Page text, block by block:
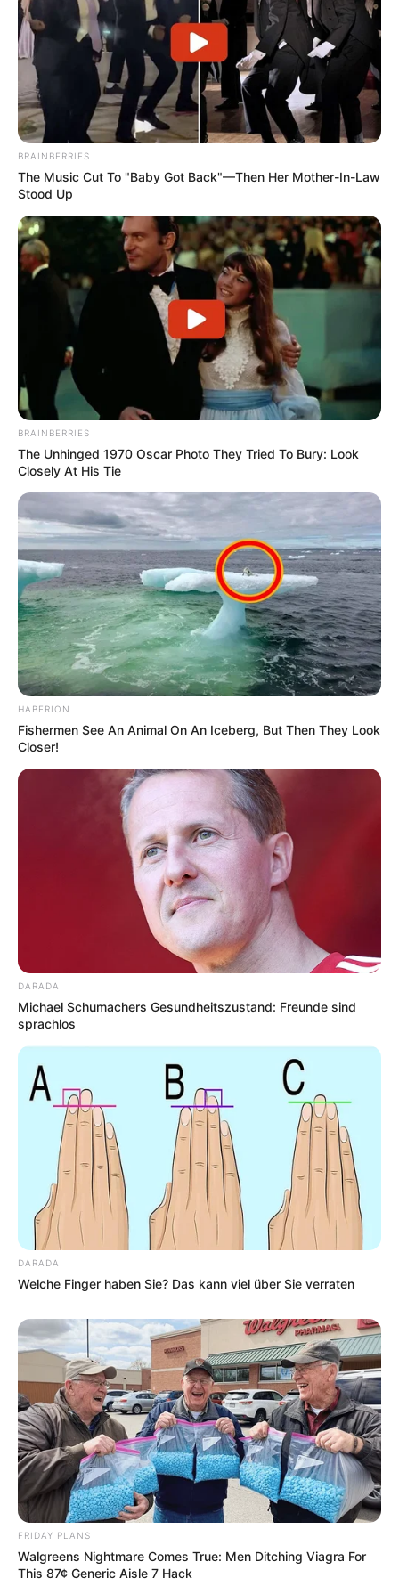
BRAINBERRIES
The Music Cut To "Baby Got Back"—Then Her Mother-In-Law
Stood Up
BRAINBERRIES
The Unhinged 1970 Oscar Photo They Tried To Bury: Look
Closely At His Tie
HABERION
Fishermen See An Animal On An Iceberg, But Then They Look
Closer!
DARADA
Michael Schumachers Gesundheitszustand: Freunde sind
sprachlos
DARADA
Welche Finger haben Sie? Das kann viel über Sie verraten
FRIDAY PLANS
Walgreens Nightmare Comes True: Men Ditching Viagra For
This 87¢ Generic Aisle 7 Hack